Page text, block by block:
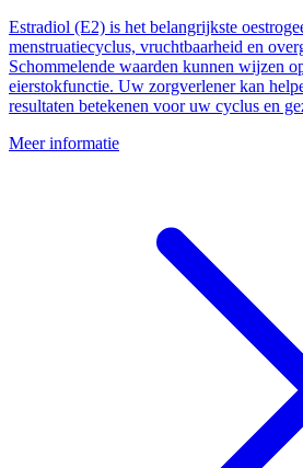
Estradiol (E2) is het belangrijkste
menstruatiecyclus, vruchtbaarheid en
Schommelende waarden kunnen wijzen
eierstokfunctie. Uw zorgverlener kan
resultaten betekenen voor uw cyclus en
Meer informatie